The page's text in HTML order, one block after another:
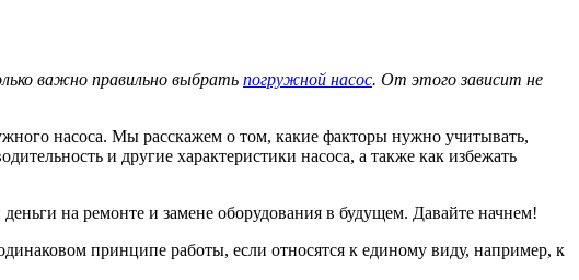
важно правильно выбрать погружной насос. От этого зависит не
насоса. Мы расскажем о том, какие факторы нужно учитывать,
и другие характеристики насоса, а также как избежать
на ремонте и замене оборудования в будущем. Давайте начнем!
принципе работы, если относятся к единому виду, например, к